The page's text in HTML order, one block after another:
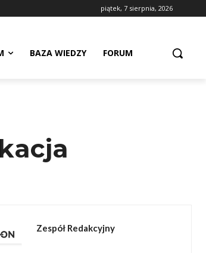
piątek, 7 sierpnia, 2026
BAZA WIEDZY FORUM
Zespół Redakcyjny